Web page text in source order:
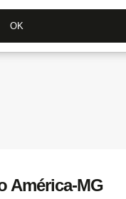
OK
América-MG